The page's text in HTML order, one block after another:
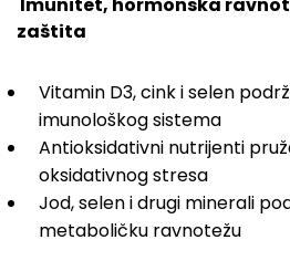
Imunitet, hormonska
zaštita
Vitamin D3, cink i selen
imunološkog sistema
Antioksidativni nutrijenti
oksidativnog stresa
Jod, selen i drugi minerali
metaboličku ravnotežu